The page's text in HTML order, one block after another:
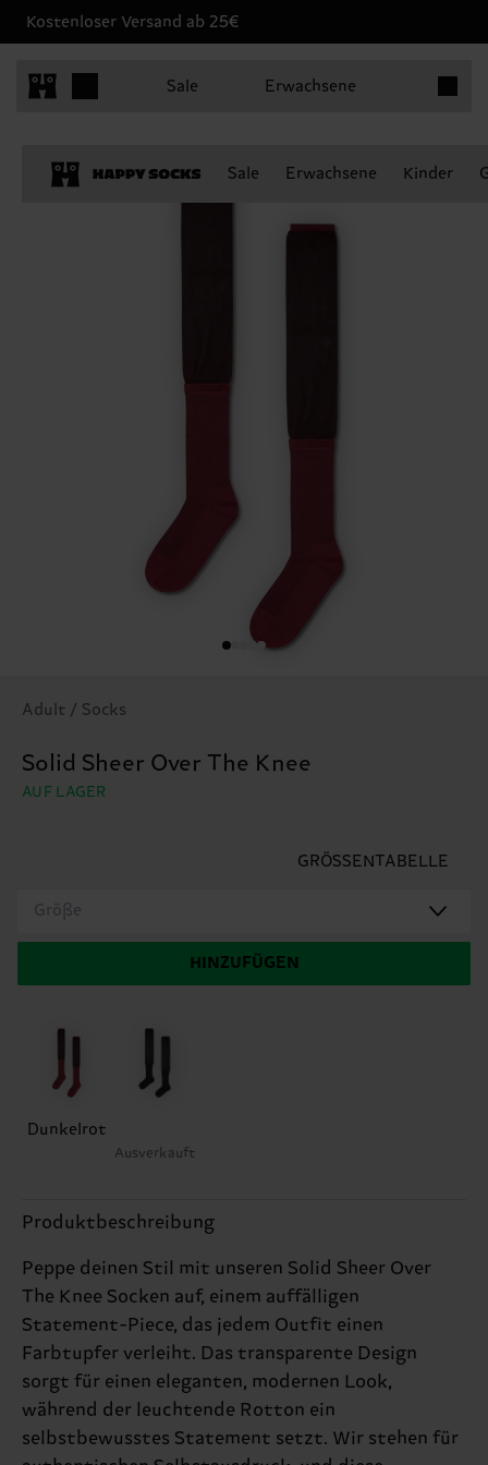
Kostenloser Versand ab 25€
Sale Erwachsene
Sale Erwachsene Kinder
Adult / Socks
Solid Sheer Over The Knee
AUF LAGER
GRÖSSENTABELLE
Größe
HINZUFÜGEN
Dunkelrot
Ausverkauft
Produktbeschreibung
Peppe deinen Stil mit unseren Solid Sheer Over
The Knee Socken auf, einem auffälligen
Statement-Piece, das jedem Outfit einen
Farbtupfer verleiht. Das transparente Design
sorgt für einen eleganten, modernen Look,
während der leuchtende Rotton ein
selbstbewusstes Statement setzt. Wir stehen für